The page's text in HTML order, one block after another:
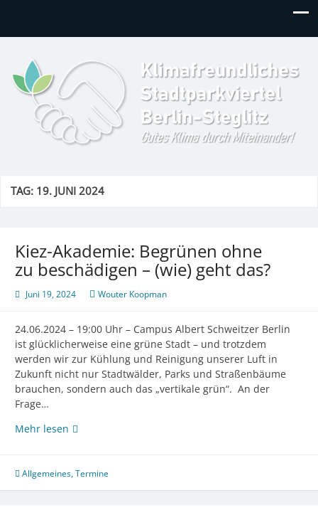
Klimafreundliches
Stadtparkviertel
Gutes Klima durch Miteinander in Berlin-Steglitz!
TAG: 19. JUNI 2024
Kiez-Akademie: Begrünen ohne
zu beschädigen – (wie) geht das?
Juni 19, 2024 Wouter Koopman
24.06.2024 – 19:00 Uhr – Campus Albert Schweitzer Berlin
ist glücklicherweise eine grüne Stadt – und trotzdem
werden wir zur Kühlung und Reinigung unserer Luft in
Zukunft nicht nur Stadtwälder, Parks und Straßenbäume
brauchen, sondern auch das „vertikale grün“. An der
Frage…
Mehr lesen Kiez-
ohne
zu
Allgemeines,Termine